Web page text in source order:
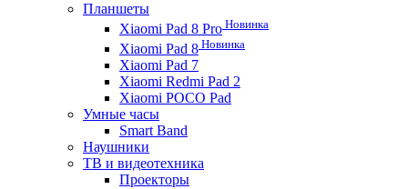
Планшеты
Xiaomi Pad 8 Pro Новинка
Xiaomi Pad 8 Новинка
Xiaomi Pad 7
Xiaomi Redmi Pad 2
Xiaomi POCO Pad
Умные часы
Smart Band
Наушники
ТВ и видеотехника
Проекторы